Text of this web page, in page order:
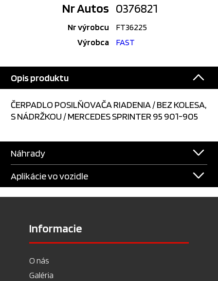
Nr Autos 0376821
Nr výrobcu
FT36225
Výrobca
FAST
Opis produktu
ČERPADLO POSILŇOVAČA RIADENIA / BEZ KOLESA,
S NÁDRŽKOU / MERCEDES SPRINTER 95 901-905
Náhrady
Aplikácie vo vozidle
Informacie
O nás
Galéria